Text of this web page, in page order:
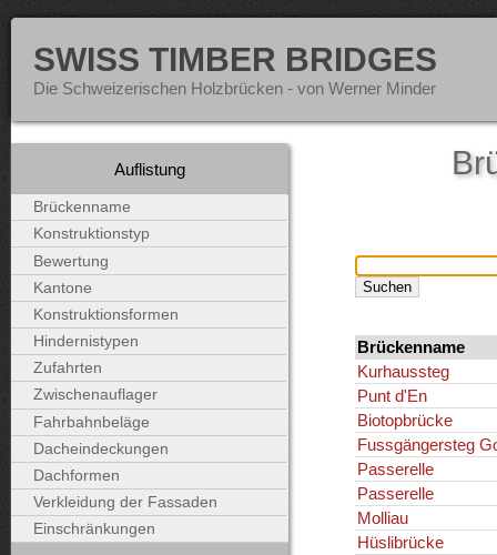
SWISS TIMBER BRIDGES
Die Schweizerischen Holzbrücken - von Werner Minder
Brückenname
Kurhaussteg
Punt d'En
Biotopbrücke
Fussgängersteg
Passerelle
Passerelle
Molliau
Hüslibrücke
Auflistung
Brückenname
Konstruktionstyp
Bewertung
Kantone
Konstruktionsformen
Hindernistypen
Zufahrten
Zwischenauflager
Fahrbahnbeläge
Dacheindeckungen
Dachformen
Verkleidung der Fassaden
Einschränkungen